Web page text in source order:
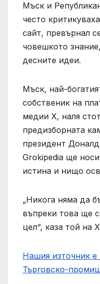
Мъск и
често
сайт, превърнал
човешкото
десните идеи.
Мъск, най-
собственик на
медии X, наля
предизборната
президент
Grokipedia ще
истина и нищо
„Никога няма да
въпреки това ще
цел“, каза той на
Нашия източник е
Търговско-